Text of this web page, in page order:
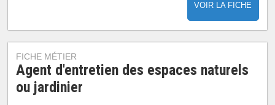
VOIR LA FICHE
FICHE MÉTIER
Agent d'entretien des espaces naturels
ou jardinier